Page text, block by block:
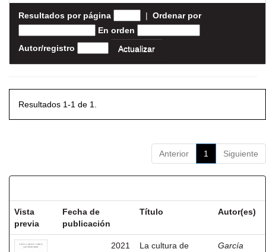
Resultados por página | Ordenar por
En orden
Autor/registro
Resultados 1-1 de 1.
Anterior 1 Siguiente
Vista
previa
Fecha de
publicación
Título Autor(es)
2021
La cultura de
García